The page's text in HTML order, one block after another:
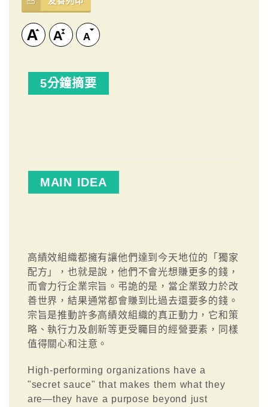
5分鐘摘要
MAIN IDEA
高績效組織都擁有讓他們達到今天地位的「獨家
配方」，也就是說，他們不會光想賺更多的錢，
而會力行企業宗旨。弔詭的是，當企業致力於改
善世界，結果通常都會賺到比過去還要多的錢。
宗旨是推動許多高績效組織的真正動力，它和策
略、執行力及創新等更受矚目的經營要素，同樣
值得關心和注意。
High-performing organizations have a
"secret sauce" that makes them what they
are—they have a purpose beyond just